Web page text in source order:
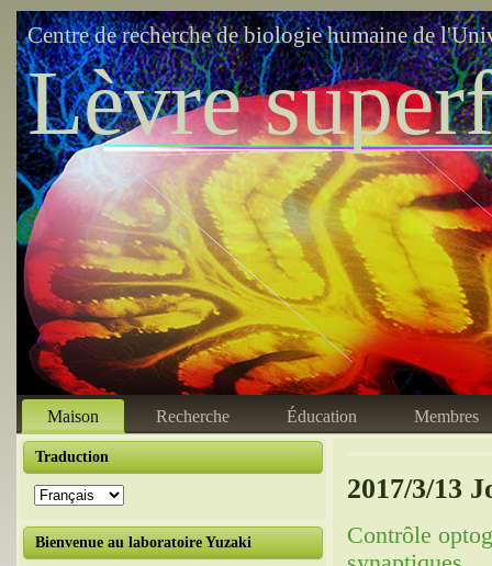
Centre de recherche de biologie humaine de
Lèvre
Maison Recherche Éducation Membres
Traduction
Bienvenue au laboratoire Yuzaki
2017/3/13
Contrôle